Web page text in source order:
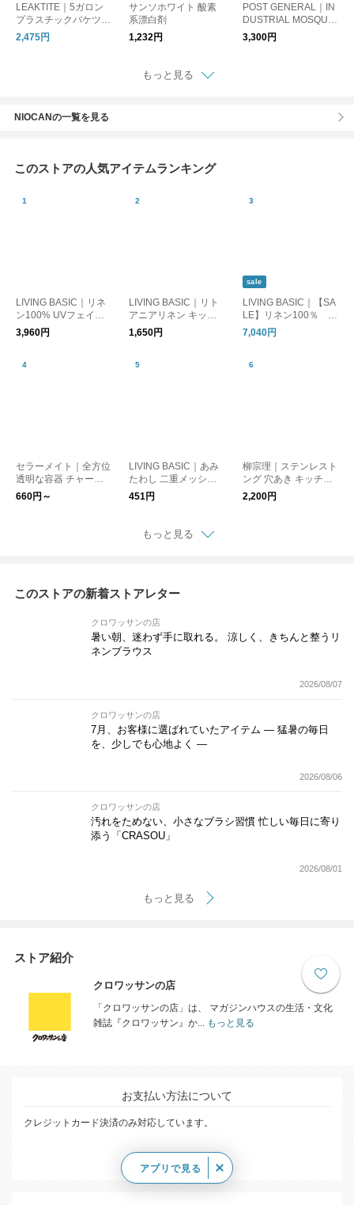
LEAKTITE｜5ガロン
プラスチックバケツ(C
OSTCO)
2,475円
サンソホワイト 酸素
系漂白剤
1,232円
POST GENERAL｜IN
DUSTRIAL MOSQUIT
O COIL BOX / インダ
ストリアル モスキー
3,300円
もっと見る
NIOCANの一覧を見る
このストアの人気アイテムランキング
LIVING BASIC｜リネ
ン100% UVフェイス
カバー 日よけ 紫外線
対策 マスク
3,960円
LIVING BASIC｜リト
アニアリネン キッチ
ンクロス 生活雑貨
1,650円
sale
LIVING BASIC｜【SA
LE】リネン100％ ポ
ケットTブラウス トッ
プス ギフト お出かけ
7,040円
セラーメイト｜全方位
透明な容器 チャーミ
ークリア
660円～
LIVING BASIC｜あみ
たわし 二重メッシュ
紐付き キッチン用品
洗い物 食器洗い 日本
451円
柳宗理｜ステンレスト
ング 穴あき キッチン
用品 日本製
2,200円
もっと見る
このストアの新着ストアレター
クロワッサンの店
暑い朝、迷わず手に取れる。 涼しく、きちんと整うリ
ネンブラウス
2026/08/07
クロワッサンの店
7月、お客様に選ばれていたアイテム — 猛暑の毎日
を、少しでも心地よく —
2026/08/06
クロワッサンの店
汚れをためない、小さなブラシ習慣 忙しい毎日に寄り
添う「CRASOU」
2026/08/01
もっと見る
ストア紹介
クロワッサンの店
「クロワッサンの店」は、 マガジンハウスの生活・文化
雑誌『クロワッサン』か...
もっと見る
お支払い方法について
クレジットカード決済のみ対応しています。
アプリで見る